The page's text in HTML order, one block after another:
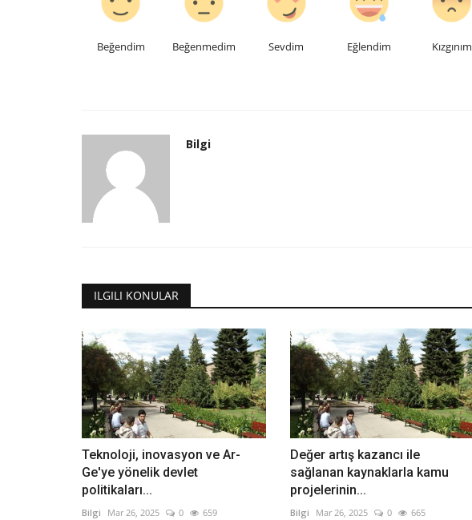
Beğendim Beğenmedim Sevdim Eğlendim Kızgınım
Bilgi
ILGILI KONULAR
Teknoloji, inovasyon ve Ar-
Ge'ye yönelik devlet
politikaları...
Bilgi Mar 26, 2025 0 659
Değer artış kazancı ile
sağlanan kaynaklarla kamu
projelerinin...
Bilgi Mar 26, 2025 0 665
Bilgi Mar 30, 2023
Long-term results of total hip arthroplasty with transverse
subtrochanteric shortening...